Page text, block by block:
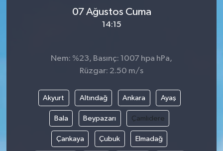
07 Ağustos Cuma
14:15
Nem: %23, Basınç: 1007 hpa hPa,
Rüzgar: 2.50 m/s
Akyurt Altındağ Ankara Ayaş
Bala Beypazarı Çamlıdere
Çankaya Çubuk Elmadağ